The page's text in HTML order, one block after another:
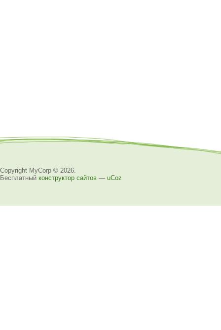
Copyright MyCorp © 2026
Бесплатный конструктор сайтов — uCoz